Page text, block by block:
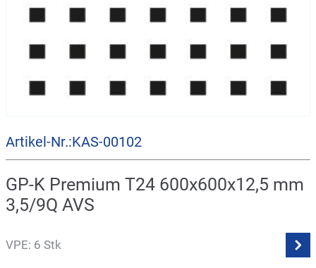
Artikel-Nr.:KAS-00102
GP-K Premium T24 600x600x12,5 mm
3,5/9Q AVS
VPE: 6 Stk